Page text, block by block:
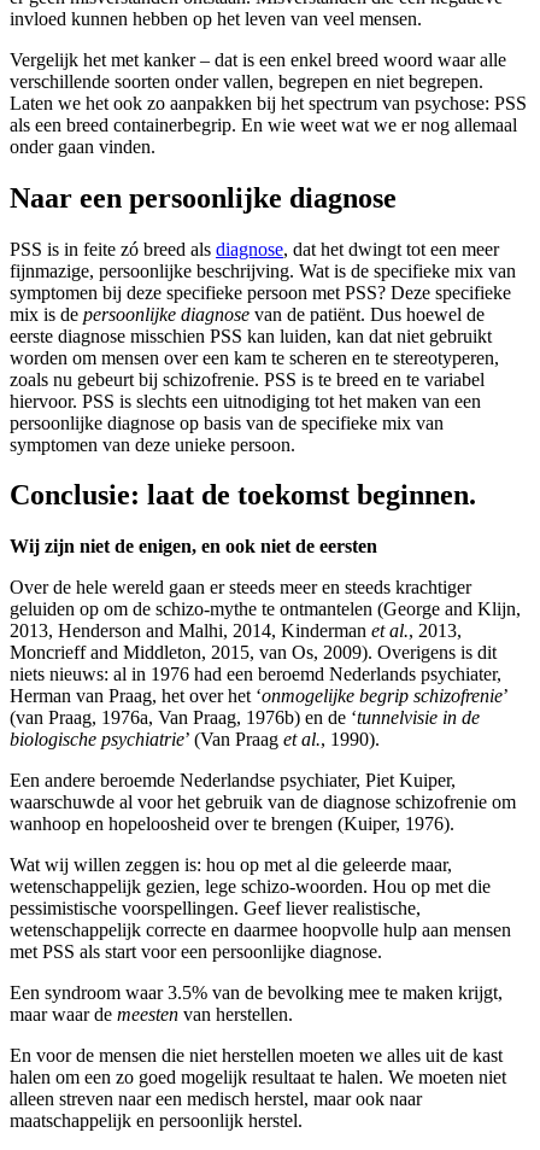
invloed kunnen hebben op het leven van veel mensen.
Vergelijk het met kanker – dat is een enkel breed woord waar alle
verschillende soorten onder vallen, begrepen en niet begrepen.
Laten we het ook zo aanpakken bij het spectrum van psychose: PSS
als een breed containerbegrip. En wie weet wat we er nog allemaal
onder gaan vinden.
Naar een persoonlijke diagnose
PSS is in feite zó breed als diagnose, dat het dwingt tot een meer
fijnmazige, persoonlijke beschrijving. Wat is de specifieke mix van
symptomen bij deze specifieke persoon met PSS? Deze specifieke
mix is de persoonlijke diagnose van de patiënt. Dus hoewel de
eerste diagnose misschien PSS kan luiden, kan dat niet gebruikt
worden om mensen over een kam te scheren en te stereotyperen,
zoals nu gebeurt bij schizofrenie. PSS is te breed en te variabel
hiervoor. PSS is slechts een uitnodiging tot het maken van een
persoonlijke diagnose op basis van de specifieke mix van
symptomen van deze unieke persoon.
Conclusie: laat de toekomst beginnen.
Wij zijn niet de enigen, en ook niet de eersten
Over de hele wereld gaan er steeds meer en steeds krachtiger
geluiden op om de schizo-mythe te ontmantelen (George and Klijn,
2013, Henderson and Malhi, 2014, Kinderman et al., 2013,
Moncrieff and Middleton, 2015, van Os, 2009). Overigens is dit
niets nieuws: al in 1976 had een beroemd Nederlands psychiater,
Herman van Praag, het over het ‘onmogelijke begrip schizofrenie’
(van Praag, 1976a, Van Praag, 1976b) en de ‘tunnelvisie in de
biologische psychiatrie’ (Van Praag et al., 1990).
Een andere beroemde Nederlandse psychiater, Piet Kuiper,
waarschuwde al voor het gebruik van de diagnose schizofrenie om
wanhoop en hopeloosheid over te brengen (Kuiper, 1976).
Wat wij willen zeggen is: hou op met al die geleerde maar,
wetenschappelijk gezien, lege schizo-woorden. Hou op met die
pessimistische voorspellingen. Geef liever realistische,
wetenschappelijk correcte en daarmee hoopvolle hulp aan mensen
met PSS als start voor een persoonlijke diagnose.
Een syndroom waar 3.5% van de bevolking mee te maken krijgt,
maar waar de meesten van herstellen.
En voor de mensen die niet herstellen moeten we alles uit de kast
halen om een zo goed mogelijk resultaat te halen. We moeten niet
alleen streven naar een medisch herstel, maar ook naar
maatschappelijk en persoonlijk herstel.